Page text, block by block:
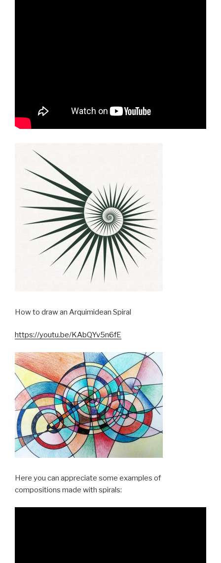
How to draw an Arquimidean Spiral
https://youtu.be/KAbQYv5n6fE
Here you can appreciate some examples of
compositions made with spirals: